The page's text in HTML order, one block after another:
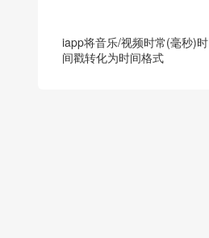
iapp将音乐/视频时常(毫秒)时
间戳转化为时间格式